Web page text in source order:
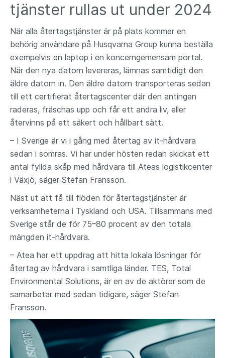
tjänster rullas ut under 2024
När alla återtagstjänster är på plats kommer en
behörig användare på Husqvarna Group kunna beställa
exempelvis en laptop i en koncerngemensam portal.
När den nya datorn levereras, lämnas samtidigt den
äldre datorn in. Den äldre datorn transporteras sedan
till ett certifierat återtagscenter där den antingen
raderas, fräschas upp och får ett andra liv, eller
återvinns på ett säkert och hållbart sätt.
– I Sverige är vi i gång med återtag av it-hårdvara
sedan i somras. Vi har under hösten redan skickat ett
antal fyllda skåp med hårdvara till Ateas logistikcenter
i Växjö, säger Stefan Fransson.
Näst ut att få till flöden för återtagstjänster är
verksamheterna i Tyskland och USA. Tillsammans med
Sverige står de för 75–80 procent av den totala
mängden it-hårdvara.
– Atea har ett uppdrag att hitta lokala lösningar för
återtag av hårdvara i samtliga länder. TES, Total
Environmental Solutions, är en av de aktörer som de
samarbetar med sedan tidigare, säger Stefan
Fransson.